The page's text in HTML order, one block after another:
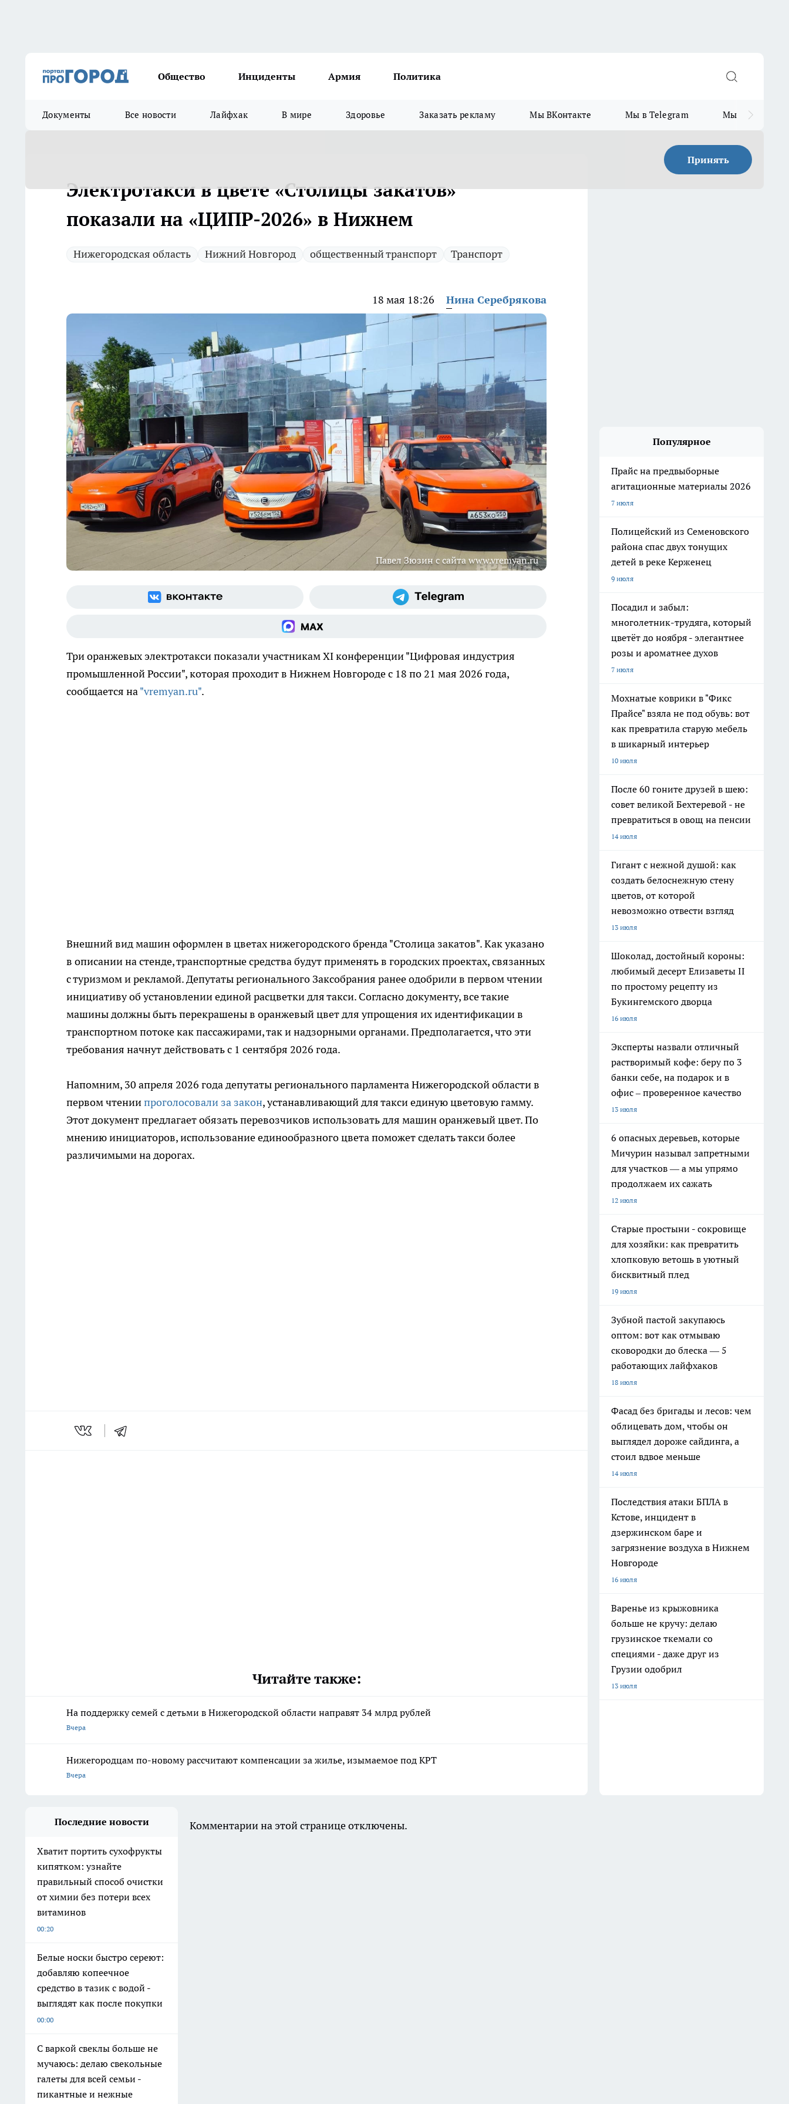
Общество Инциденты Армия Политика
Документы Все новости Лайфхак В мире Здоровье Заказать рекламу Мы ВКонтакте Мы в Telegram Мы в MAX
Принять
Электротакси в цвете «Столицы закатов»
показали на «ЦИПР-2026» в Нижнем
Нижегородская область Нижний Новгород общественный транспорт Транспорт
18 мая 18:26 Нина Серебрякова
Павел Зюзин с сайта www.vremyan.ru
Три оранжевых электротакси показали участникам XI конференции "Цифровая индустрия
промышленной России", которая проходит в Нижнем Новгороде с 18 по 21 мая 2026 года,
сообщается на"vremyan.ru".
Внешний вид машин оформлен в цветах нижегородского бренда "Столица закатов". Как указано
в описании на стенде, транспортные средства будут применять в городских проектах, связанных
с туризмом и рекламой. Депутаты регионального Заксобрания ранее одобрили в первом чтении
инициативу об установлении единой расцветки для такси. Согласно документу, все такие
машины должны быть перекрашены в оранжевый цвет для упрощения их идентификации в
транспортном потоке как пассажирами, так и надзорными органами. Предполагается, что эти
требования начнут действовать с 1 сентября 2026 года.
Напомним, 30 апреля 2026 года депутаты регионального парламента Нижегородской области в
первом чтениипроголосовали за закон, устанавливающий для такси единую цветовую гамму.
Этот документ предлагает обязать перевозчиков использовать для машин оранжевый цвет. По
мнению инициаторов, использование единообразного цвета поможет сделать такси более
различимыми на дорогах.
Читайте также:
На поддержку семей с детьми в Нижегородской области направят 34 млрд рублей
Вчера
Нижегородцам по-новому рассчитают компенсации за жилье, изымаемое под КРТ
Вчера
Популярное
Прайс на предвыборные
агитационные материалы 2026
7 июля
Полицейский из Семеновского
района спас двух тонущих
детей в реке Керженец
9 июля
Посадил и забыл:
многолетник-трудяга, который
цветёт до ноября - элегантнее
розы и ароматнее духов
7 июля
Мохнатые коврики в "Фикс
Прайсе" взяла не под обувь: вот
как превратила старую мебель
в шикарный интерьер
10 июля
После 60 гоните друзей в шею:
совет великой Бехтеревой - не
превратиться в овощ на пенсии
14 июля
Гигант с нежной душой: как
создать белоснежную стену
цветов, от которой
невозможно отвести взгляд
13 июля
Шоколад, достойный короны:
любимый десерт Елизаветы II
по простому рецепту из
Букингемского дворца
16 июля
Эксперты назвали отличный
растворимый кофе: беру по 3
банки себе, на подарок и в
офис – проверенное качество
13 июля
6 опасных деревьев, которые
Мичурин называл запретными
для участков — а мы упрямо
продолжаем их сажать
12 июля
Старые простыни - сокровище
для хозяйки: как превратить
хлопковую ветошь в уютный
бисквитный плед
19 июля
Зубной пастой закупаюсь
оптом: вот как отмываю
сковородки до блеска — 5
работающих лайфхаков
18 июля
Фасад без бригады и лесов: чем
облицевать дом, чтобы он
выглядел дороже сайдинга, а
стоил вдвое меньше
14 июля
Последствия атаки БПЛА в
Кстове, инцидент в
дзержинском баре и
загрязнение воздуха в Нижнем
Новгороде
16 июля
Варенье из крыжовника
больше не кручу: делаю
грузинское ткемали со
специями - даже друг из
Грузии одобрил
13 июля
Последние новости
Хватит портить сухофрукты
кипятком: узнайте
правильный способ очистки
от химии без потери всех
витаминов
00:20
Белые носки быстро сереют:
добавляю копеечное
средство в тазик с водой -
выглядят как после покупки
00:00
С варкой свеклы больше не
мучаюсь: делаю свекольные
галеты для всей семьи -
пикантные и нежные
Комментарии на этой странице отключены.